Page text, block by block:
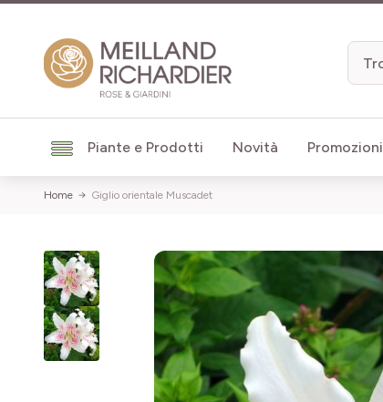
Piante e Prodotti Novità Promozioni
Home Giglio orientale Muscadet